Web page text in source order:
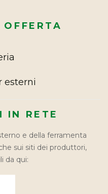
esterni
IN RETE
e della ferramenta
sui siti dei produttori,
da qui: